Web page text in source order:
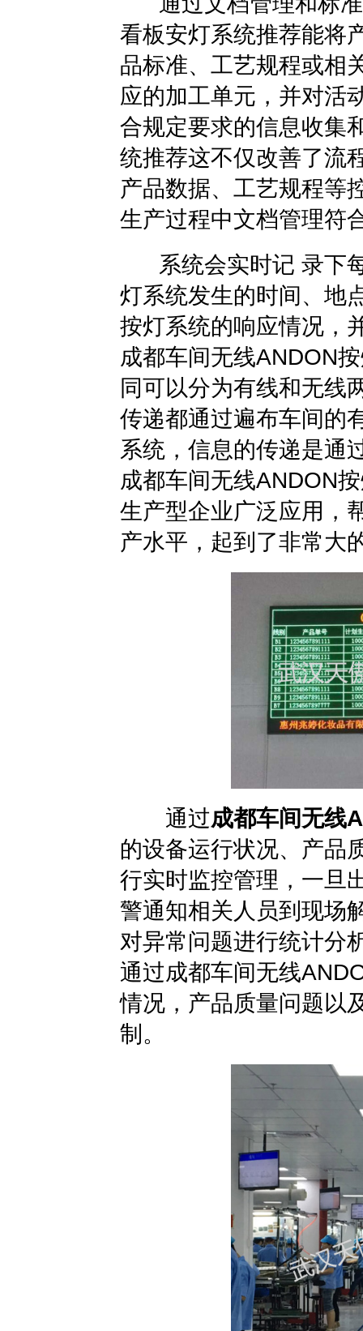
看板安灯系统推荐能将
品标准、工艺规程或相
应的加工单元，并对活
合规定要求的信息收集
统推荐这不仅改善了流
产品数据、工艺规程等
生产过程中文档管理符
系统会实时记 录下
灯系统发生的时间、地
按灯系统的响应情况，
成都车间无线ANDON
同可以分为有线和无线
传递都通过遍布车间的
系统，信息的传递是通
成都车间无线ANDON
生产型企业广泛应用，
产水平，起到了非常大
通过成都车间无线
的设备运行状况、产品
行实时监控管理，一旦
警通知相关人员到现场
对异常问题进行统计分
通过成都车间无线
情况，产品质量问题以
制。